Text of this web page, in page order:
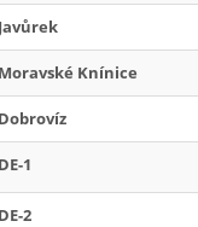
Knínice
1
2